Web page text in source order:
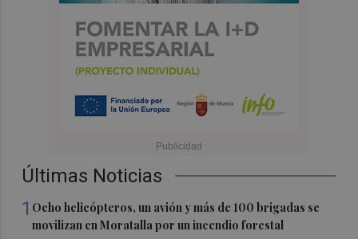
Últimas Noticias
1 Ocho helicópteros, un avión y más de 100 brigadas se
movilizan en Moratalla por un incendio forestal